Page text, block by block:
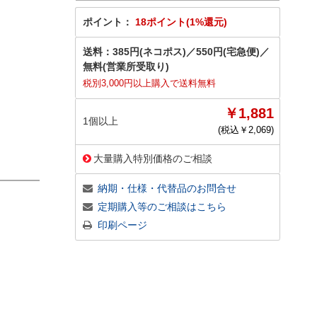
ポイント： 18ポイント(1%還元)
送料： 385円(ネコポス) ／550円(宅急便) ／
無料(営業所受取り)
税別3,000円以上購入で送料無料
1個以上 ￥1,881
(税込￥ 2,069)
大量購入特別価格のご相談
納期・仕様・代替品のお問合せ
定期購入等のご相談はこちら
印刷ページ